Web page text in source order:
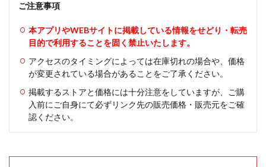
ご注意事項
本アプリやWEBサイトに掲載している情報をせどり・転売
目的で利用することを固く禁止いたします。
アクセスのタイミングによっては在庫切れの場合や、価格
が変更されている場合があることをご了承ください。
掲載するストアと価格には十分注意をしていますが、ご購
入前にご自身にて必ずリンク先の販売価格・販売元をご確
認ください。